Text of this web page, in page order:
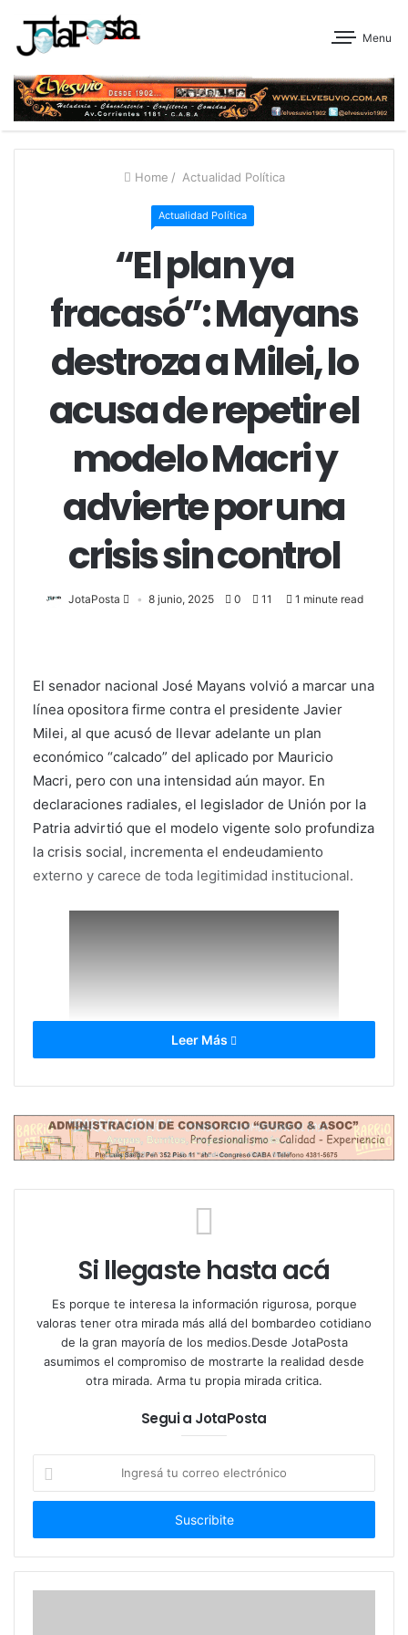
Menu
Home / Actualidad Política
Actualidad Política
“El plan ya
fracasó”: Mayans
destroza a Milei, lo
acusa de repetir el
modelo Macri y
advierte por una
crisis sin control
JotaPosta 8 junio, 2025 0 11 1 minute read
El senador nacional José Mayans volvió a marcar una
línea opositora firme contra el presidente Javier
Milei, al que acusó de llevar adelante un plan
económico “calcado” del aplicado por Mauricio
Macri, pero con una intensidad aún mayor. En
declaraciones radiales, el legislador de Unión por la
Patria advirtió que el modelo vigente solo profundiza
la crisis social, incrementa el endeudamiento
externo y carece de toda legitimidad institucional.
Mayans denunció que el Ejecutivo ha contraído
compromisos financieros por cifras récord en un
plazo mínimo, superando los 100 mil millones de
dólares en pasivos. Según el senador formoseño, el
y generando un esquema inviable que presiona
la gente que saque los dólares del colchón, algo no
está funcionando”, deslizó.
Además, cargó contra la administración de Milei por
juicio, representa una “anomalía institucional grave”.
Leer Más
Si llegaste hasta acá
Es porque te interesa la información rigurosa, porque
valoras tener otra mirada más allá del bombardeo cotidiano
de la gran mayoría de los medios.Desde JotaPosta
asumimos el compromiso de mostrarte la realidad desde
otra mirada. Arma tu propia mirada critica.
Segui a JotaPosta
correo